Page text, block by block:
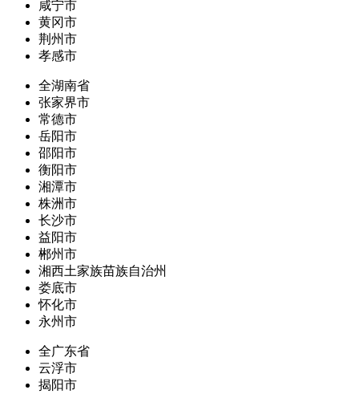
咸宁市
黄冈市
荆州市
孝感市
全湖南省
张家界市
常德市
岳阳市
邵阳市
衡阳市
湘潭市
株洲市
长沙市
益阳市
郴州市
湘西土家族苗族自治州
娄底市
怀化市
永州市
全广东省
云浮市
揭阳市